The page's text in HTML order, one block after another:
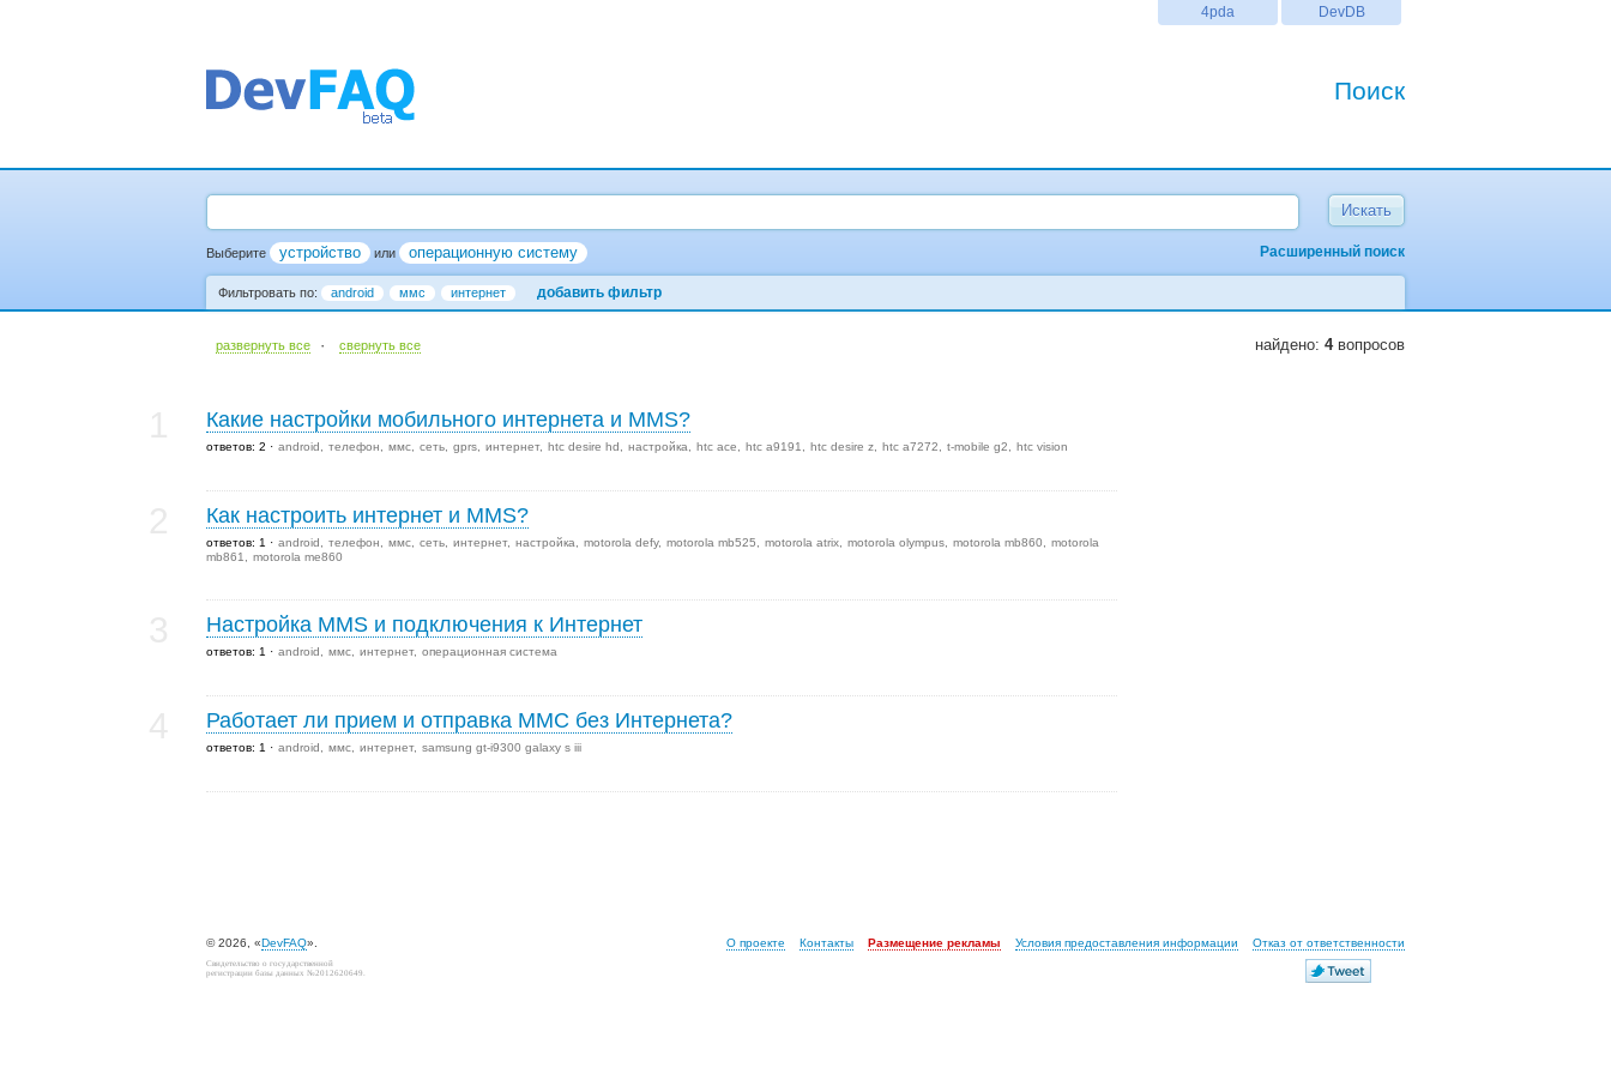
DevDB
4pda
Поиск
Выберите устройство Расширенный поиск
или операционную систему
Фильтровать по: android ммс интернет добавить фильтр
развернуть все · cвернуть все найдено: 4вопросов
Какие настройки мобильного интернета и MMS?
ответов: 2 android телефон ммс сеть gprs интернет htc desire hd настройка htc ace htc a9191 htc desire z htc a7272 t-mobile g2 htc vision
Как настроить интернет и MMS?
ответов: 1 android телефон ммс сеть интернет настройка motorola defy motorola mb525 motorola atrix motorola olympus motorola mb860
motorola
mb861
motorola me860
Настройка MMS и подключения к Интернет
ответов: 1 android ммс интернет операционная система
Работает ли прием и отправка ММС без Интернета?
ответов: 1 android ммс интернет samsung gt-i9300 galaxy s iii
© 2026, «DevFAQ». О проекте Контакты Размещение рекламы Условия предоставления информации Отказ от ответственности
Свидетельство о государственной
регистрации базы данных №2012620649.